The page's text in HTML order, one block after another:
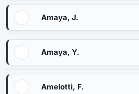
Amaya, J.
Amaya, Y.
Amelotti, F.